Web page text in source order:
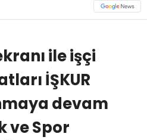
ile işçi
İŞKUR
devam
ve Spor